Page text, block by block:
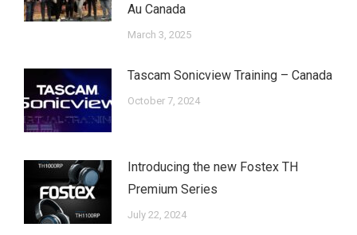
Au Canada
March 3, 2025
Tascam Sonicview Training – Canada
October 7, 2024
Introducing the new Fostex TH
Premium Series
July 22, 2024